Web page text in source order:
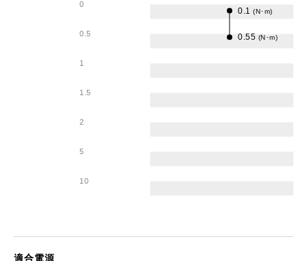
0
0.5
1
1.5
2
5
10
0.1 (N･m)
0.55 (N･m)
適合電源